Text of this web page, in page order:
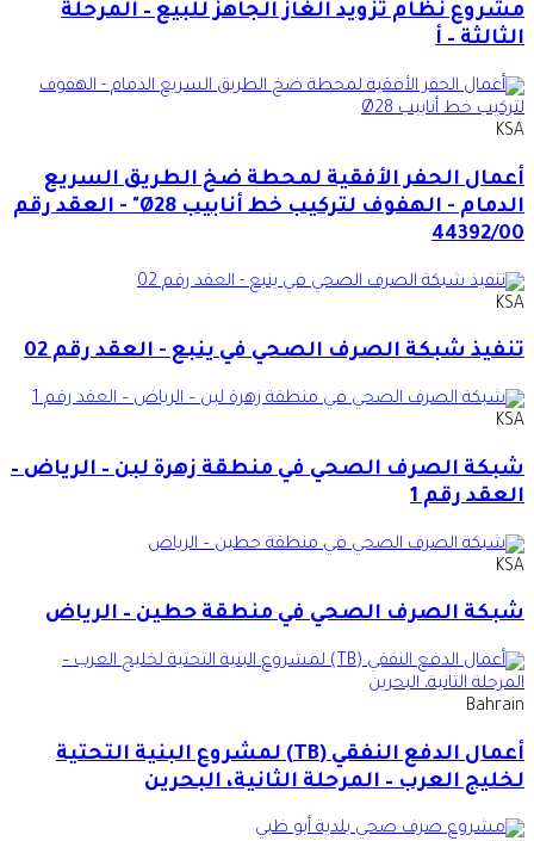
مشروع نظام تزويد الغاز الجاهز للبيع – المرحلة
الثالثة – أ
KSA
أعمال الحفر الأفقية لمحطة ضخ الطريق السريع
الدمام - الهفوف لتركيب خط أنابيب Ø28" - العقد رقم
44392/00
KSA
تنفيذ شبكة الصرف الصحي في ينبع - العقد رقم 02
KSA
شبكة الصرف الصحي في منطقة زهرة لبن – الرياض –
العقد رقم 1
KSA
شبكة الصرف الصحي في منطقة حطين – الرياض
Bahrain
أعمال الدفع النفقي (TB) لمشروع البنية التحتية
لخليج العرب – المرحلة الثانية، البحرين